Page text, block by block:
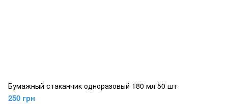
Бумажный стаканчик одноразовый 180 мл 50 шт
250 грн